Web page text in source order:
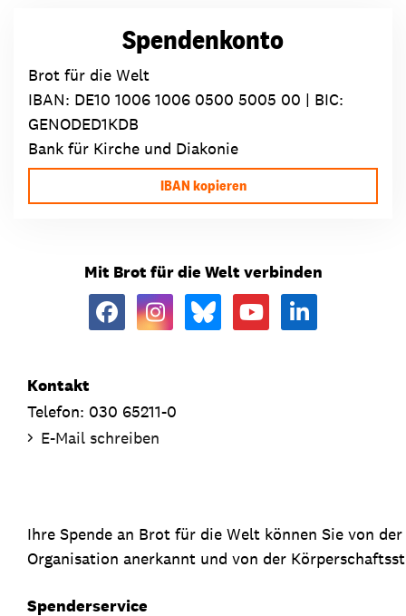
Spendenkonto
Brot für die Welt
IBAN: DE10 1006 1006 0500 5005 00 | BIC:
GENODED1KDB
Bank für Kirche und Diakonie
IBAN kopieren
Mit Brot für die Welt verbinden
Kontakt
Telefon: 030 65211-0
E-Mail schreiben
Ihre Spende an Brot für die Welt können Sie von
Organisation anerkannt und von der
Spenderservice